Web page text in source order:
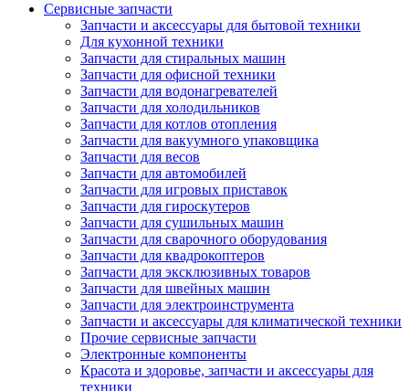
Сервисные запчасти
Запчасти и аксессуары для бытовой техники
Для кухонной техники
Запчасти для стиральных машин
Запчасти для офисной техники
Запчасти для водонагревателей
Запчасти для холодильников
Запчасти для котлов отопления
Запчасти для вакуумного упаковщика
Запчасти для весов
Запчасти для автомобилей
Запчасти для игровых приставок
Запчасти для гироскутеров
Запчасти для сушильных машин
Запчасти для сварочного оборудования
Запчасти для квадрокоптеров
Запчасти для эксклюзивных товаров
Запчасти для швейных машин
Запчасти для электроинструмента
Запчасти и аксессуары для климатической техники
Прочие сервисные запчасти
Электронные компоненты
Красота и здоровье, запчасти и аксессуары для
техники